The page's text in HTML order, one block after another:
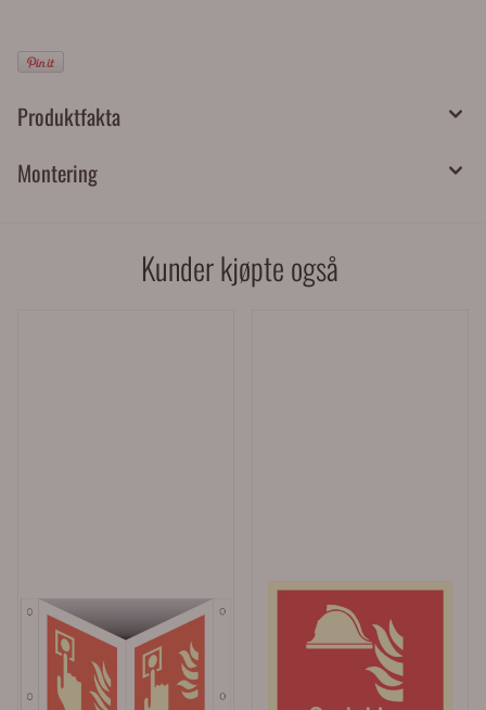
Produktfakta
Montering
Kunder kjøpte også